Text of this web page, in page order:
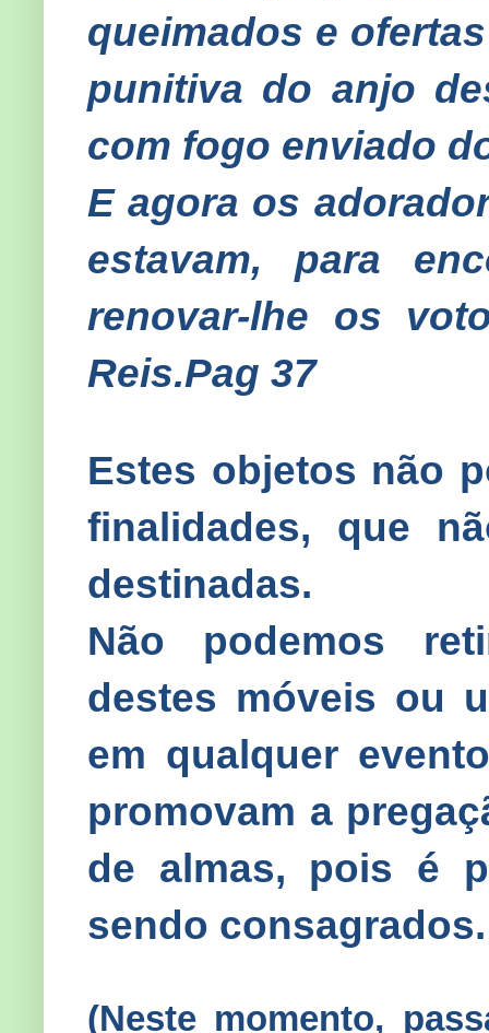
queimados e
punitiva do anjo
com fogo enviado
E agora os
estavam, para
renovar-lhe os
Reis.Pag 37
Estes objetos não
finalidades, que
destinadas.
Não podemos
destes móveis ou
em qualquer
promovam a
de almas, pois é
sendo consagrados.
(Neste momento,